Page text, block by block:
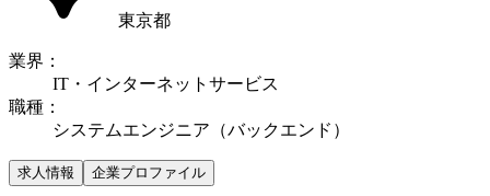
東京都
業界 ：
IT・インターネットサービス
職種 ：
システムエンジニア（バックエンド）
求人情報 企業プロファイル